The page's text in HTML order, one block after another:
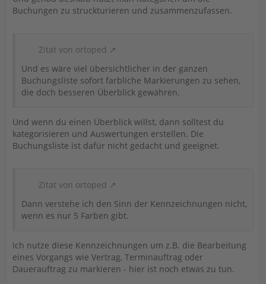
Buchungen zu struckturieren und zusammenzufassen.
Zitat von ortoped
Und es wäre viel übersichtlicher in der ganzen
Buchungsliste sofort farbliche Markierungen zu sehen,
die doch besseren Überblick gewähren.
Und wenn du einen Überblick willst, dann solltest du
kategorisieren und Auswertungen erstellen. Die
Buchungsliste ist dafür nicht gedacht und geeignet.
Zitat von ortoped
Dann verstehe ich den Sinn der Kennzeichnungen nicht,
wenn es nur 5 Farben gibt.
Ich nutze diese Kennzeichnungen um z.B. die Bearbeitung
eines Vorgangs wie Vertrag, Terminauftrag oder
Dauerauftrag zu markieren - hier ist noch etwas zu tun.